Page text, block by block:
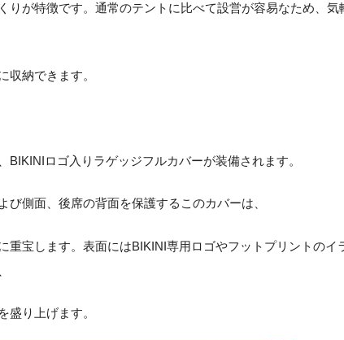
りが特徴です。通常のテントに比べて設営が容易なため、気
収納できます。
BIKINIロゴ入りラゲッジフルカバーが装備されます。
び側面、後席の背面を保護するこのカバーは、
重宝します。表面にはBIKINI専用ロゴやフットプリントのイ
盛り上げます。